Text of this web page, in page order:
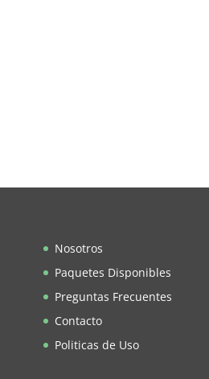
Nosotros
Paquetes Disponibles
Preguntas Frecuentes
Contacto
Politicas de Uso